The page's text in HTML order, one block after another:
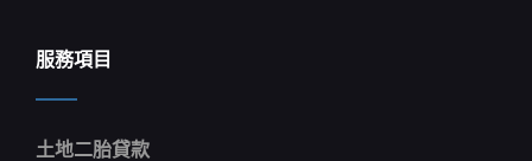
服務項目
土地二胎貸款